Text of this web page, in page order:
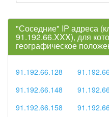
"Соседние" IP адреса
91.192.66.XXX), для
географическое
91.192.66.128
91.192.66.148
91.192.66.158